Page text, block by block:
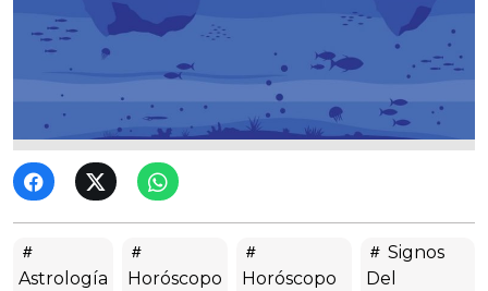
Astrología Horóscopo
Horóscopo
Signos
Del